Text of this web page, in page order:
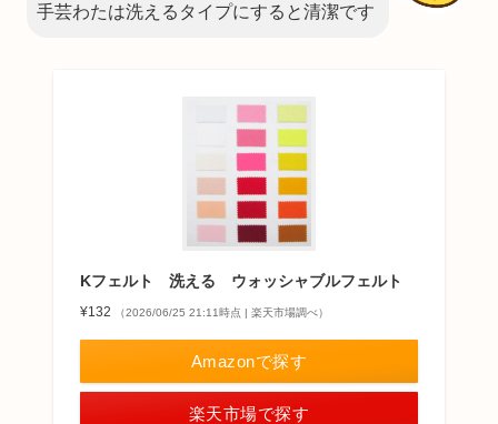
手芸わたは洗えるタイプにすると清潔です
Kフェルト 洗える ウォッシャブルフェルト
¥132 （2026/06/25 21:11時点 | 楽天市場調べ）
Amazonで探す
楽天市場で探す